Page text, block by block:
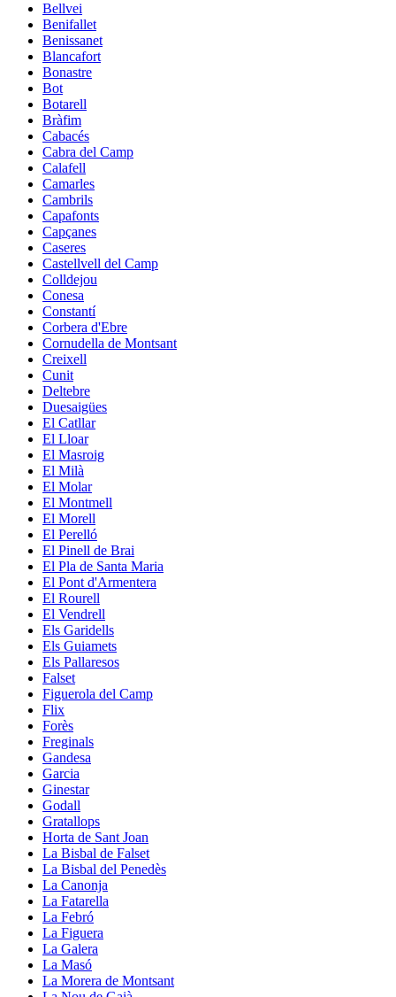
Bellvei
Benifallet
Benissanet
Blancafort
Bonastre
Bot
Botarell
Bràfim
Cabacés
Cabra del Camp
Calafell
Camarles
Cambrils
Capafonts
Capçanes
Caseres
Castellvell del Camp
Colldejou
Conesa
Constantí
Corbera d'Ebre
Cornudella de Montsant
Creixell
Cunit
Deltebre
Duesaigües
El Catllar
El Lloar
El Masroig
El Milà
El Molar
El Montmell
El Morell
El Perelló
El Pinell de Brai
El Pla de Santa Maria
El Pont d'Armentera
El Rourell
El Vendrell
Els Garidells
Els Guiamets
Els Pallaresos
Falset
Figuerola del Camp
Flix
Forès
Freginals
Gandesa
Garcia
Ginestar
Godall
Gratallops
Horta de Sant Joan
La Bisbal de Falset
La Bisbal del Penedès
La Canonja
La Fatarella
La Febró
La Figuera
La Galera
La Masó
La Morera de Montsant